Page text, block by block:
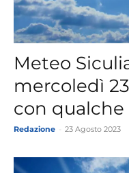
Meteo
mercoledì
con qualche
Redazione 23 Agosto 2023